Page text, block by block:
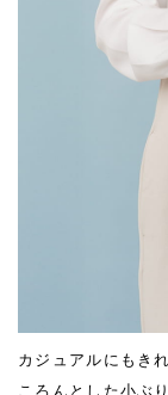
カジュアルにもき
ころんとした小ぶ